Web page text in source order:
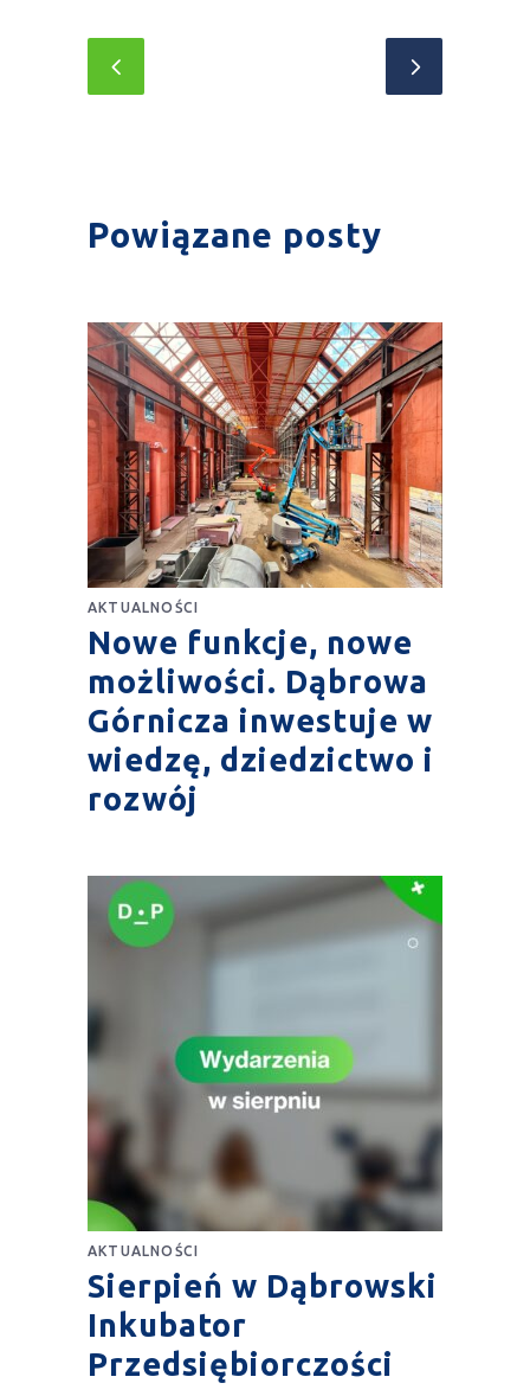
Powiązane posty
AKTUALNOŚCI
Nowe funkcje, nowe
możliwości. Dąbrowa
Górnicza inwestuje w
wiedzę, dziedzictwo i
rozwój
AKTUALNOŚCI
Sierpień w Dąbrowski
Inkubator
Przedsiębiorczości